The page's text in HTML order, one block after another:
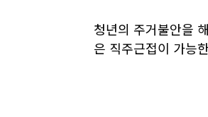
청년의 주거불안을
은 직주근접이 가능